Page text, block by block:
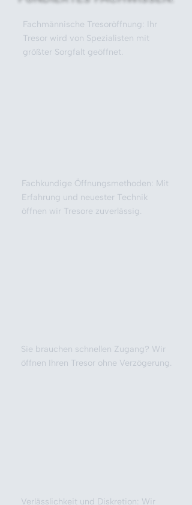
Fachmännische Tresoröffnung: Ihr
Tresor wird von Spezialisten mit
größter Sorgfalt geöffnet.
Fachkundige Öffnungsmethoden: Mit
Erfahrung und neuester Technik
öffnen wir Tresore zuverlässig.
Sie brauchen schnellen Zugang? Wir
öffnen Ihren Tresor ohne Verzögerung.
Verlässlichkeit und Diskretion: Wir